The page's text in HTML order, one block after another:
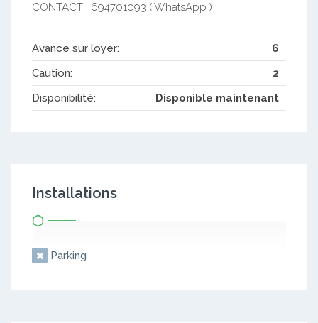
CONTACT : 694701093 ( WhatsApp )
Avance sur loyer:
6
Caution:
2
Disponibilité:
Disponible maintenant
Installations
Parking